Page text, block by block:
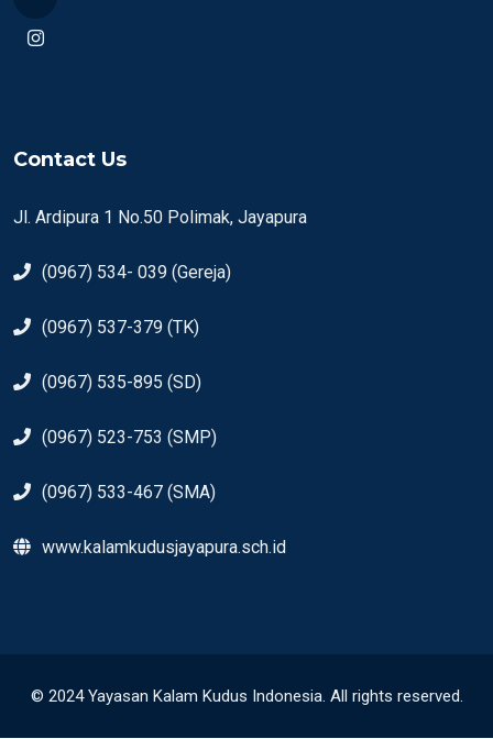
Contact Us
Jl. Ardipura 1 No.50 Polimak, Jayapura
(0967) 534- 039 (Gereja)
(0967) 537-379 (TK)
(0967) 535-895 (SD)
(0967) 523-753 (SMP)
(0967) 533-467 (SMA)
www.kalamkudusjayapura.sch.id
© 2024 Yayasan Kalam Kudus Indonesia. All rights reserved.